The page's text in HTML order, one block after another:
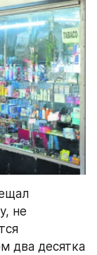
не
два десятка